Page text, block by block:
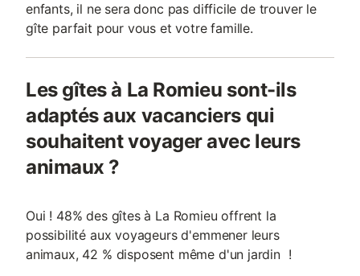
enfants, il ne sera donc pas difficile de trouver le
gîte parfait pour vous et votre famille.
Les gîtes à La Romieu sont-ils
adaptés aux vacanciers qui
souhaitent voyager avec leurs
animaux ?
Oui ! 48% des gîtes à La Romieu offrent la
possibilité aux voyageurs d'emmener leurs
animaux, 42 % disposent même d'un jardin !